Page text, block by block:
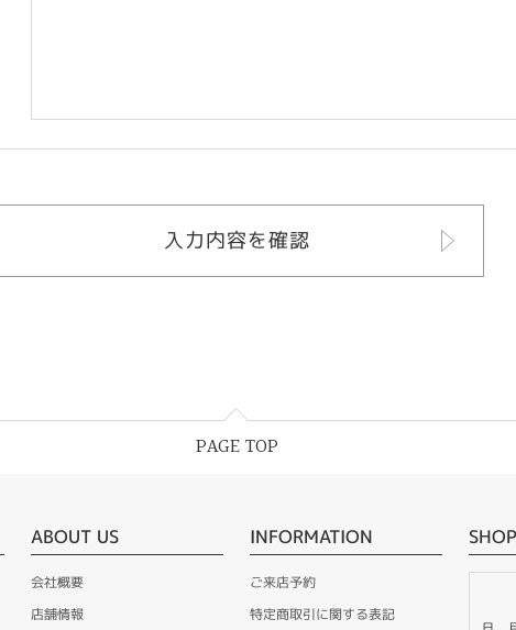
PAGE TOP
ABOUT US
会社概要
店舗情報
INFORMATION
ご来店予約
特定商取引に関する表記